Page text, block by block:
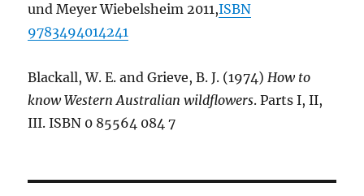
und Meyer Wiebelsheim 2011,ISBN
9783494014241
Blackall, W. E. and Grieve, B. J. (1974)How to
know Western Australian wildflowers. Parts I, II,
III. ISBN 0 85564 084 7